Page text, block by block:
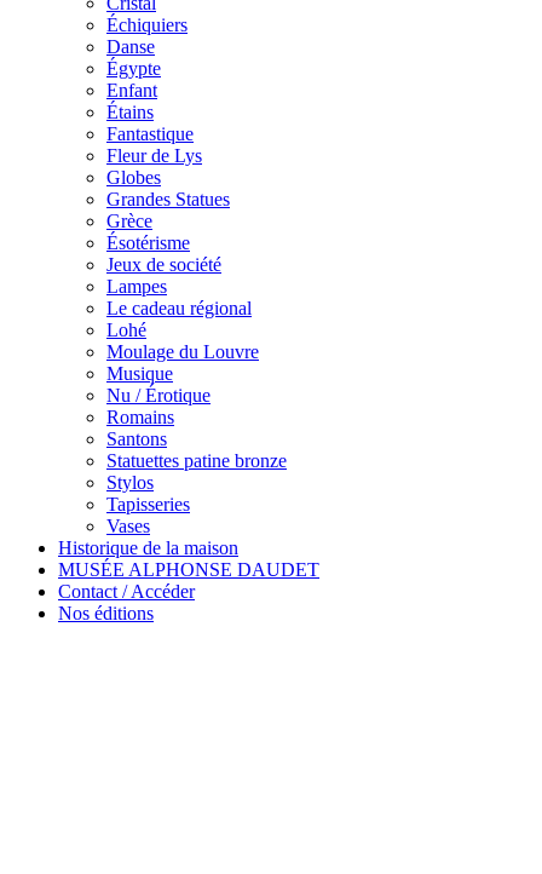
Échiquiers
Danse
Égypte
Enfant
Étains
Fantastique
Fleur de Lys
Globes
Grandes Statues
Grèce
Ésotérisme
Jeux de société
Lampes
Le cadeau régional
Lohé
Moulage du Louvre
Musique
Nu / Érotique
Romains
Santons
Statuettes patine bronze
Stylos
Tapisseries
Vases
Historique de la maison
MUSÉE ALPHONSE DAUDET
Contact / Accéder
Nos éditions